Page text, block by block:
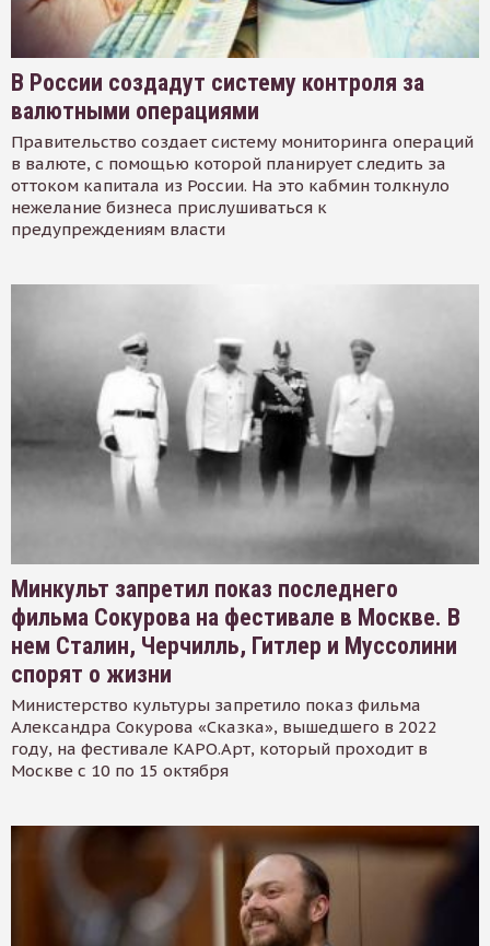
В России создадут систему контроля за
валютными операциями
Правительство создает систему мониторинга операций
в валюте, с помощью которой планирует следить за
оттоком капитала из России. На это кабмин толкнуло
нежелание бизнеса прислушиваться к
предупреждениям власти
Минкульт запретил показ последнего
фильма Сокурова на фестивале в Москве. В
нем Сталин, Черчилль, Гитлер и Муссолини
спорят о жизни
Министерство культуры запретило показ фильма
Александра Сокурова «Сказка», вышедшего в 2022
году, на фестивале КАРО.Арт, который проходит в
Москве с 10 по 15 октября